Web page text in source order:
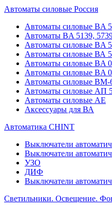
Автоматы силовые Россия
Автоматы силовые BA
Автоматы BA 5139,
Автоматы силовые BA
Автоматы силовые ВА
Автоматы силовые BA
Автоматы силовые BA
Автоматы силовые ВМ-
Автоматы силовые АП
Автоматы силовые АЕ
Аксессуары для ВА
Автоматика CHINT
Выключатели
Выключатели
УЗО
ДИФ
Выключатели
Светильники. Освещение.